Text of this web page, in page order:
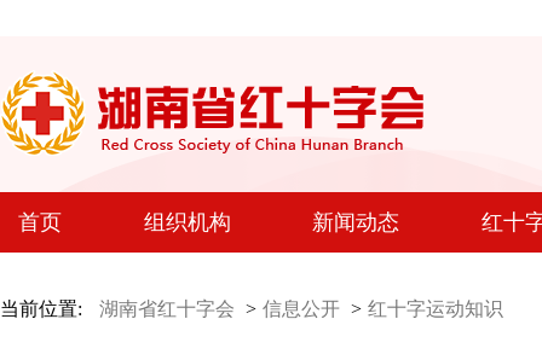
首页 组织机构 新闻动态 红十
当前位置: 湖南省红十字会 > 信息公开 > 红十字运动知识